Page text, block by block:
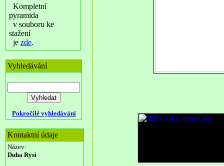
Kompletní
pyramida
v souboru ke
stažení
je zde.
Vyhledávání
Pokročilé vyhledávání
Kontaktní údaje
Název:
Duha Rysi